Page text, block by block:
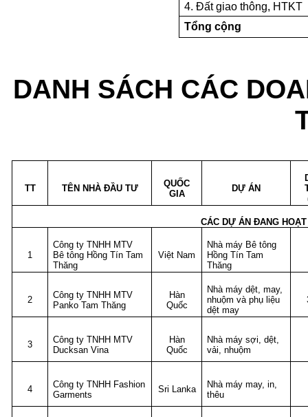
4. Đất giao thông, HTKT
Tổng cộng
DANH SÁCH CÁC
TT TÊN NHÀ ĐẦU TƯ
QUỐC
GIA
DỰ ÁN
CÁC DỰ ÁN ĐANG
1
Công ty TNHH MTV
Bê tông Hồng Tín Tam
Thăng
Việt Nam
Nhà máy Bê tông
Hồng Tín Tam
Thăng
2
Công ty TNHH MTV
Panko Tam Thăng
Hàn
Quốc
Nhà máy dệt, may,
nhuộm và phụ liệu
dệt may
3
Công ty TNHH MTV
Ducksan Vina
Hàn
Quốc
Nhà máy sợi, dệt,
vải, nhuộm
4
Công ty TNHH Fashion
Garments
Sri Lanka
Nhà máy may, in,
thêu